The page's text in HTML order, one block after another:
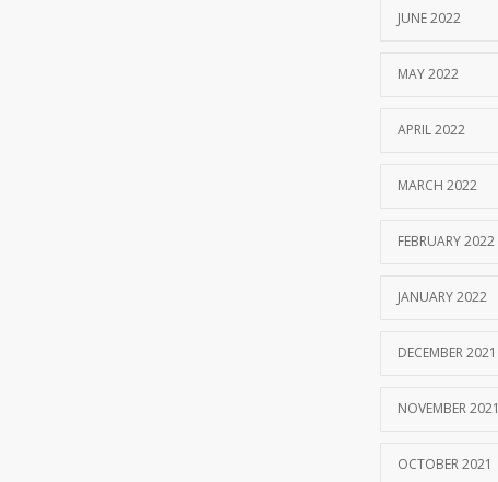
JUNE 2022
MAY 2022
APRIL 2022
MARCH 2022
FEBRUARY 2022
JANUARY 2022
DECEMBER 2021
NOVEMBER 2021
OCTOBER 2021